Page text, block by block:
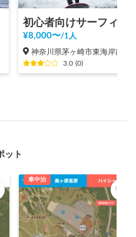
¥8,000〜/1人
神奈川県茅ヶ崎市東海岸南
3.0 (0)
ット
車中泊